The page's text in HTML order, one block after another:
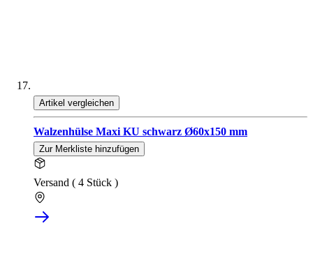
Artikel vergleichen
Walzenhülse Maxi KU schwarz Ø60x150 mm
Zur Merkliste hinzufügen
Versand ( 4 Stück )